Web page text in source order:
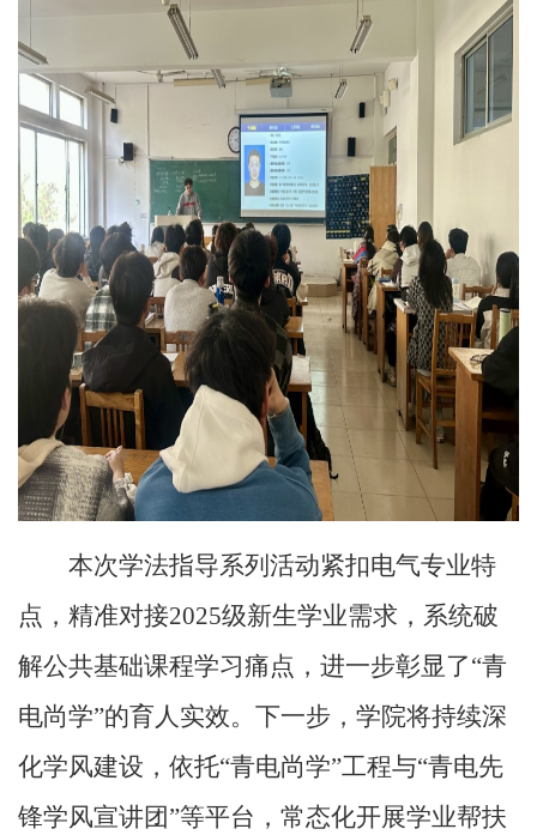
本次学法指导系列活动紧扣电气专业特
点，精准对接2025级新生学业需求，系统破
解公共基础课程学习痛点，进一步彰显了“青
电尚学”的育人实效。下一步，学院将持续深
化学风建设，依托“青电尚学”工程与“青电先
锋学风宣讲团”等平台，常态化开展学业帮扶